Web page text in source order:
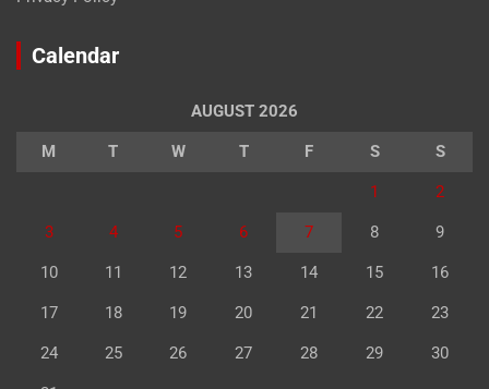
Calendar
AUGUST 2026
M T W T F S S
1 2
3 4 5 6 7 8 9
10 11 12 13 14 15 16
17 18 19 20 21 22 23
24 25 26 27 28 29 30